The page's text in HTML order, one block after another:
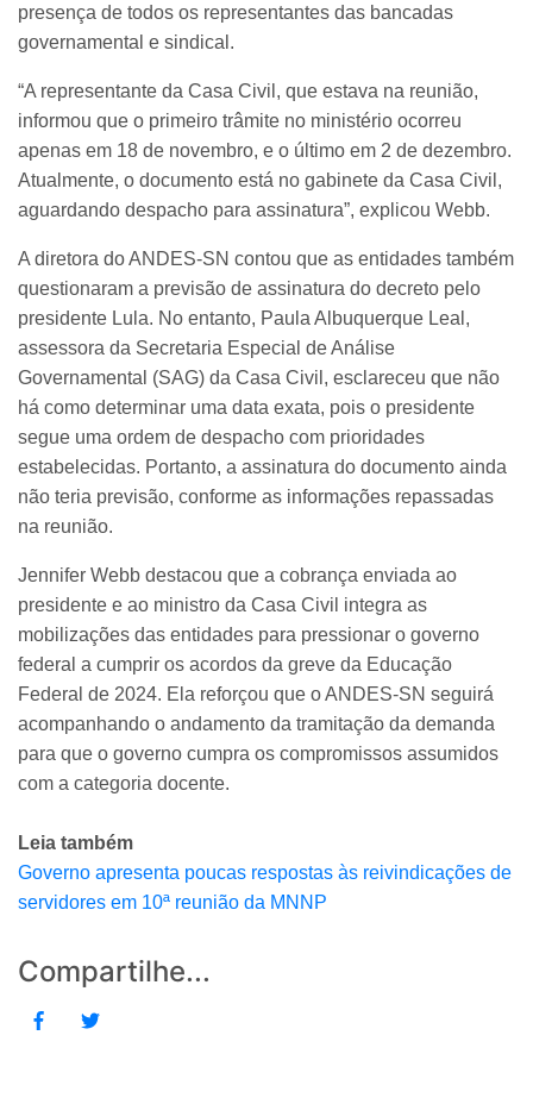
presença de todos os representantes das bancadas
governamental e sindical.
“A representante da Casa Civil, que estava na reunião,
informou que o primeiro trâmite no ministério ocorreu
apenas em 18 de novembro, e o último em 2 de dezembro.
Atualmente, o documento está no gabinete da Casa Civil,
aguardando despacho para assinatura”, explicou Webb.
A diretora do ANDES-SN contou que as entidades também
questionaram a previsão de assinatura do decreto pelo
presidente Lula. No entanto, Paula Albuquerque Leal,
assessora da Secretaria Especial de Análise
Governamental (SAG) da Casa Civil, esclareceu que não
há como determinar uma data exata, pois o presidente
segue uma ordem de despacho com prioridades
estabelecidas. Portanto, a assinatura do documento ainda
não teria previsão, conforme as informações repassadas
na reunião.
Jennifer Webb destacou que a cobrança enviada ao
presidente e ao ministro da Casa Civil integra as
mobilizações das entidades para pressionar o governo
federal a cumprir os acordos da greve da Educação
Federal de 2024. Ela reforçou que o ANDES-SN seguirá
acompanhando o andamento da tramitação da demanda
para que o governo cumpra os compromissos assumidos
com a categoria docente.
Leia também
Governo apresenta poucas respostas às reivindicações de
servidores em 10ª reunião da MNNP
Compartilhe...